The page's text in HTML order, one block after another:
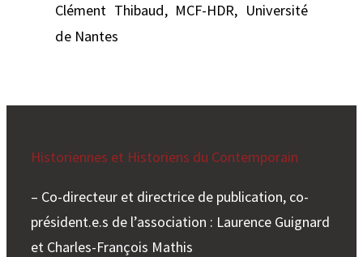
Clément Thibaud, MCF-HDR, Université
de Nantes
Historiennes et Historiens du Contemporain
– Co-directeur et directrice de publication, co-
président.e.s de l’association : Laurence Guignard
et Charles-François Mathis